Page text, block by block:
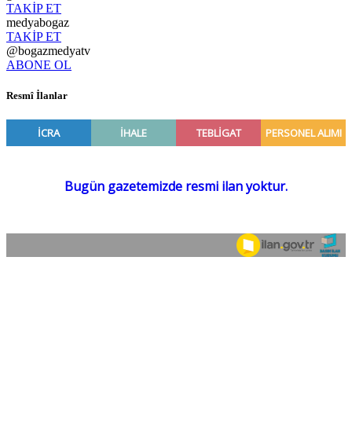
TAKİP ET
medyabogaz
TAKİP ET
@bogazmedyatv
ABONE OL
Resmî İlanlar